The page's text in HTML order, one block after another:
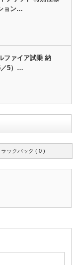
ョン…
ファイア試乗 納
／5）…
ラックバック ( 0 )